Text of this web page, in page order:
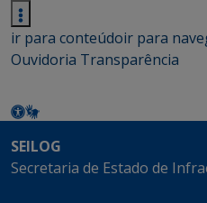
ir para conteúdoir para
Ouvidoria Transparência
SEILOG
Secretaria de Estado de